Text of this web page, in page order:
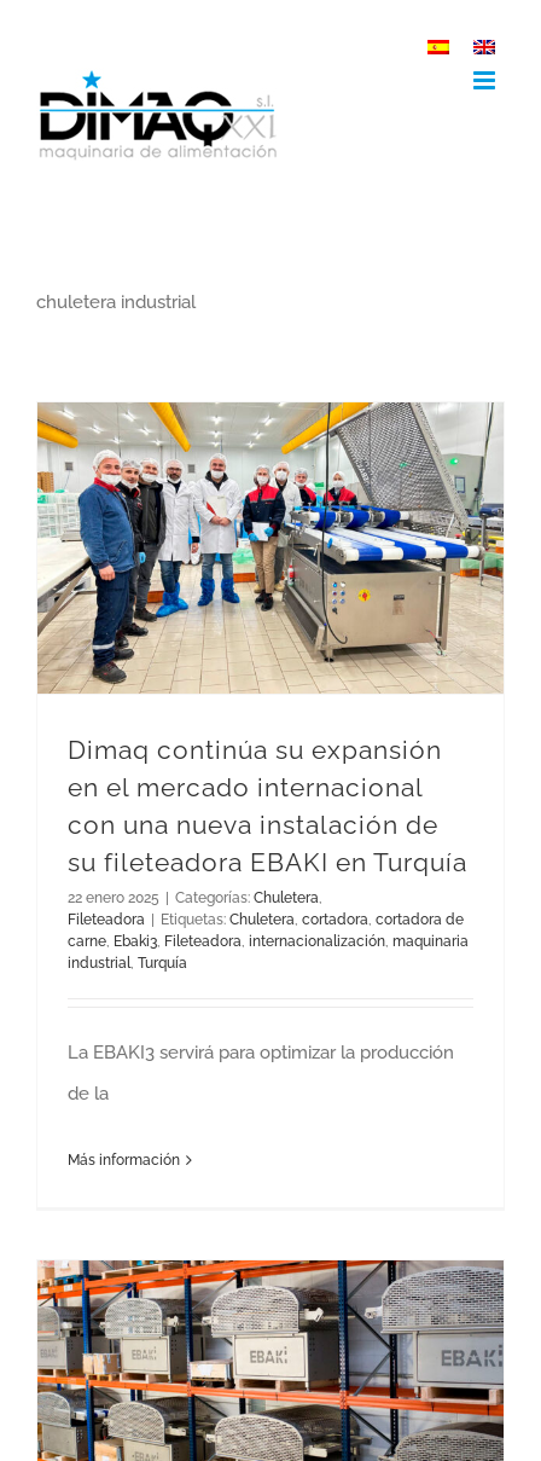
contenido
chuletera industrial
Dimaq continúa su expansión
en el mercado internacional
con una nueva instalación de
su fileteadora EBAKI en Turquía
22 enero 2025 Categorías: Chuletera,
Fileteadora
Etiquetas: Chuletera, cortadora, cortadora de
carne, Ebaki3, Fileteadora, internacionalización, maquinaria
industrial, Turquía
La EBAKI3 servirá para optimizar la producción
de la
Más información